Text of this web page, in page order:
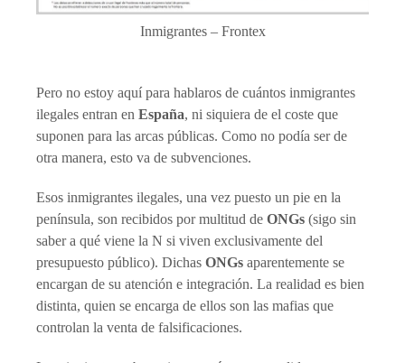
Inmigrantes – Frontex
Pero no estoy aquí para hablaros de cuántos inmigrantes
ilegales entran en España, ni siquiera de el coste que
suponen para las arcas públicas. Como no podía ser de
otra manera, esto va de subvenciones.
Esos inmigrantes ilegales, una vez puesto un pie en la
península, son recibidos por multitud de ONGs (sigo sin
saber a qué viene la N si viven exclusivamente del
presupuesto público). Dichas ONGs aparentemente se
encargan de su atención e integración. La realidad es bien
distinta, quien se encarga de ellos son las mafias que
controlan la venta de falsificaciones.